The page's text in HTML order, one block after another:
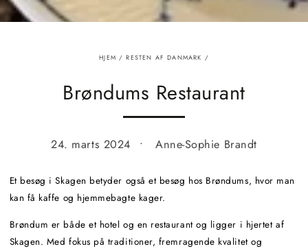
HJEM / RESTEN AF DANMARK /
Brøndums Restaurant
24. marts 2024 Anne-Sophie Brandt
Et besøg i Skagen betyder også et besøg hos Brøndums, hvor man
kan få kaffe og hjemmebagte kager.
Brøndum er både et hotel og en restaurant og ligger i hjertet af
Skagen. Med fokus på traditioner, fremragende kvalitet og